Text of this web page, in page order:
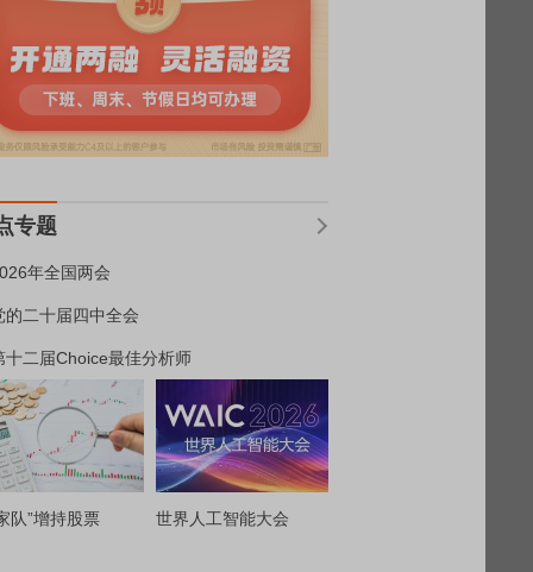
专题
年全国两会
的二十届四中全会
十二届Choice最佳分析师
队”增持股票 世界人工智能大会